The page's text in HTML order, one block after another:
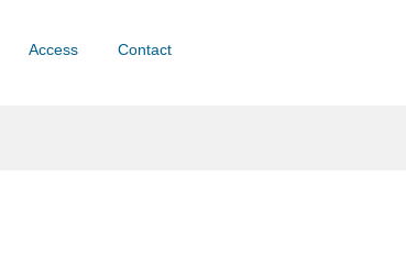
Access Contact